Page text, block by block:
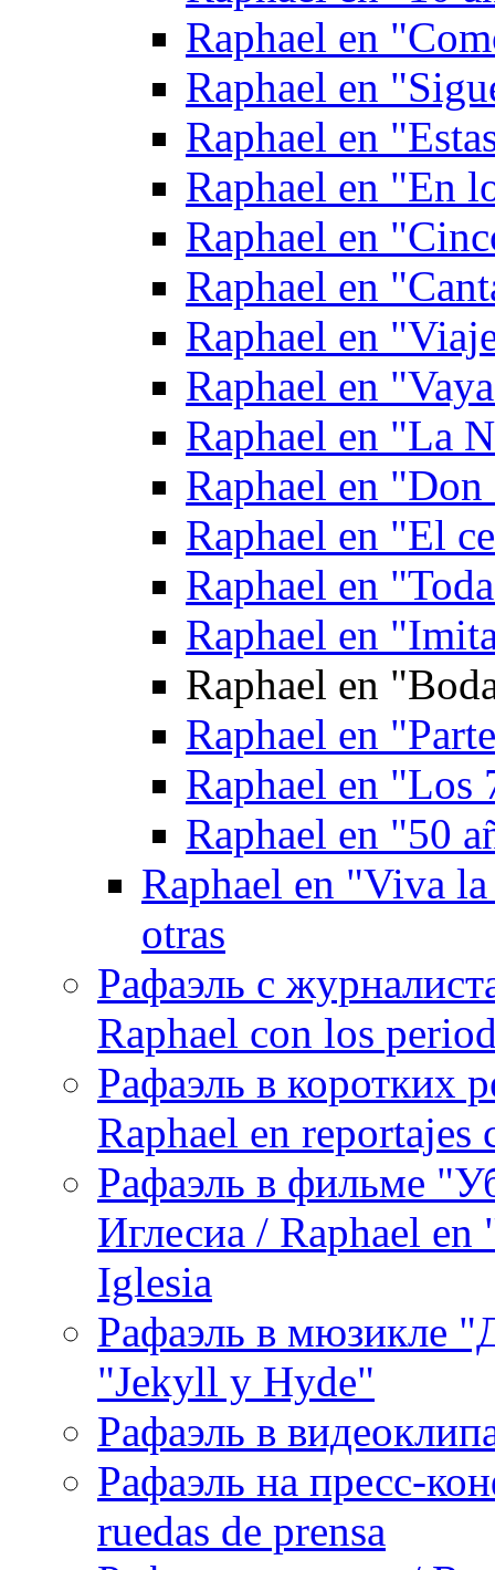
Raphael en
Raphael en
Raphael en
Raphael en "En
Raphael en
Raphael en
Raphael en
Raphael en
Raphael en "La
Raphael en
Raphael en "El
Raphael en
Raphael en
Raphael en
Raphael en
Raphael en "Los
Raphael en "50
Raphael en "Viva
otras
Рафаэль с
Raphael con los
Рафаэль в коротких
Raphael en reportajes
Рафаэль в фильме
Иглесиа / Raphael
Iglesia
Рафаэль в мюзикле
"Jekyll y Hyde"
Рафаэль в
Рафаэль на пресс-
ruedas de prensa